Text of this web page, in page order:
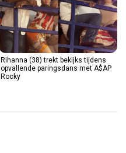
Rihanna (38) trekt bekijks tijdens
opvallende paringsdans met A$AP
Rocky